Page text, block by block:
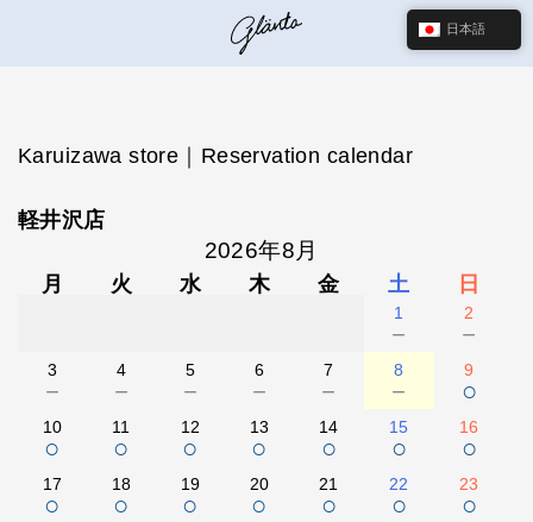
Karuizawa store｜Reservation calendar
軽井沢店
2026年8月
月 火 水 木 金 土 日
1
－
2
－
3
－
4
－
5
－
6
－
7
－
8
－
9
○
10
○
11
○
12
○
13
○
14
○
15
○
16
○
17
○
18
○
19
○
20
○
21
○
22
○
23
○
日本語